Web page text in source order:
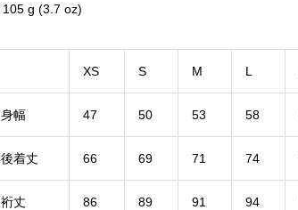
105 g (3.7 oz)
XS S M L
身幅 47 50 53 58
後着丈 66 69 71 74
裄丈 86 89 91 94